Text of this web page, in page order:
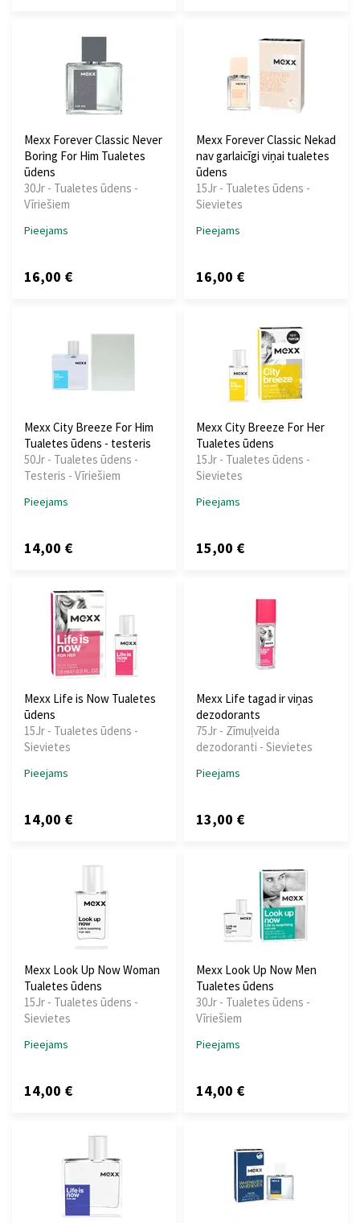
Mexx Forever Classic Never
Boring For Him Tualetes
ūdens
30Jr - Tualetes ūdens -
Vīriešiem
Pieejams
16,00 €
Mexx Forever Classic Nekad
nav garlaicīgi viņai tualetes
ūdens
15Jr - Tualetes ūdens -
Sievietes
Pieejams
16,00 €
Mexx City Breeze For Him
Tualetes ūdens - testeris
50Jr - Tualetes ūdens -
Testeris - Vīriešiem
Pieejams
14,00 €
Mexx City Breeze For Her
Tualetes ūdens
15Jr - Tualetes ūdens -
Sievietes
Pieejams
15,00 €
Mexx Life is Now Tualetes
ūdens
15Jr - Tualetes ūdens -
Sievietes
Pieejams
14,00 €
Mexx Life tagad ir viņas
dezodorants
75Jr - Zīmuļveida
dezodoranti - Sievietes
Pieejams
13,00 €
Mexx Look Up Now Woman
Tualetes ūdens
15Jr - Tualetes ūdens -
Sievietes
Pieejams
14,00 €
Mexx Look Up Now Men
Tualetes ūdens
30Jr - Tualetes ūdens -
Vīriešiem
Pieejams
14,00 €